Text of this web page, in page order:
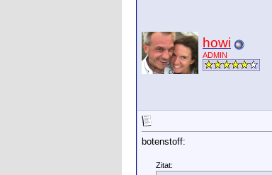
howi
ADMIN
botenstoff:
Zitat: